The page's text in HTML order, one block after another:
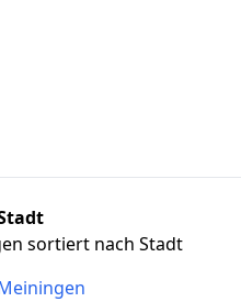
sortiert nach Stadt